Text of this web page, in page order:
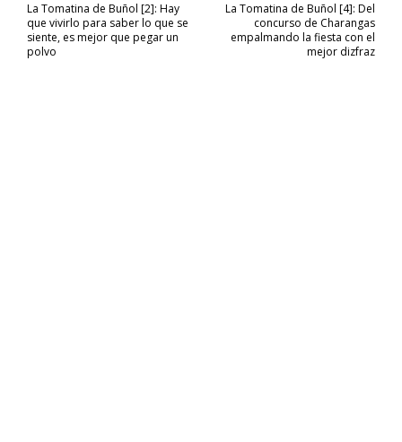
La Tomatina de Buñol [4]: Del
concurso de Charangas
empalmando la fiesta con el
mejor dizfraz
La Tomatina de Buñol [2]: Hay
que vivirlo para saber lo que se
siente, es mejor que pegar un
polvo